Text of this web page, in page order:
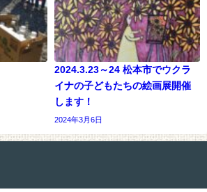
2024.3.23～24 松本市でウクラ
イナの子どもたちの絵画展開催
します！
2024年3月6日